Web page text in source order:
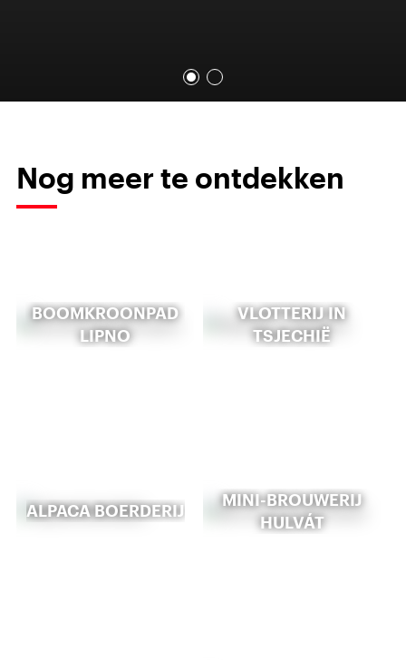
Nog meer te ontdekken
BOOMKROONPAD
LIPNO
VLOTTERIJ IN
TSJECHIË
ALPACA BOERDERIJ
MINI-BROUWERIJ
HULVÁT